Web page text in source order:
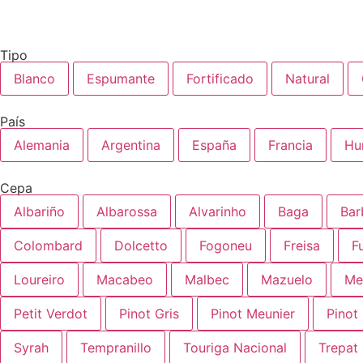
Tipo
Blanco
Espumante Fortificado Natural
País
Alemania
Argentina España Francia
Cepa
Albariño
Albarossa Alvarinho Baga
Colombard Dolcetto Fogoneu Freisa
Loureiro Macabeo Malbec Mazuelo
Petit Verdot Pinot Gris Pinot Meunier Pinot
Syrah Tempranillo Touriga Nacional Trepat